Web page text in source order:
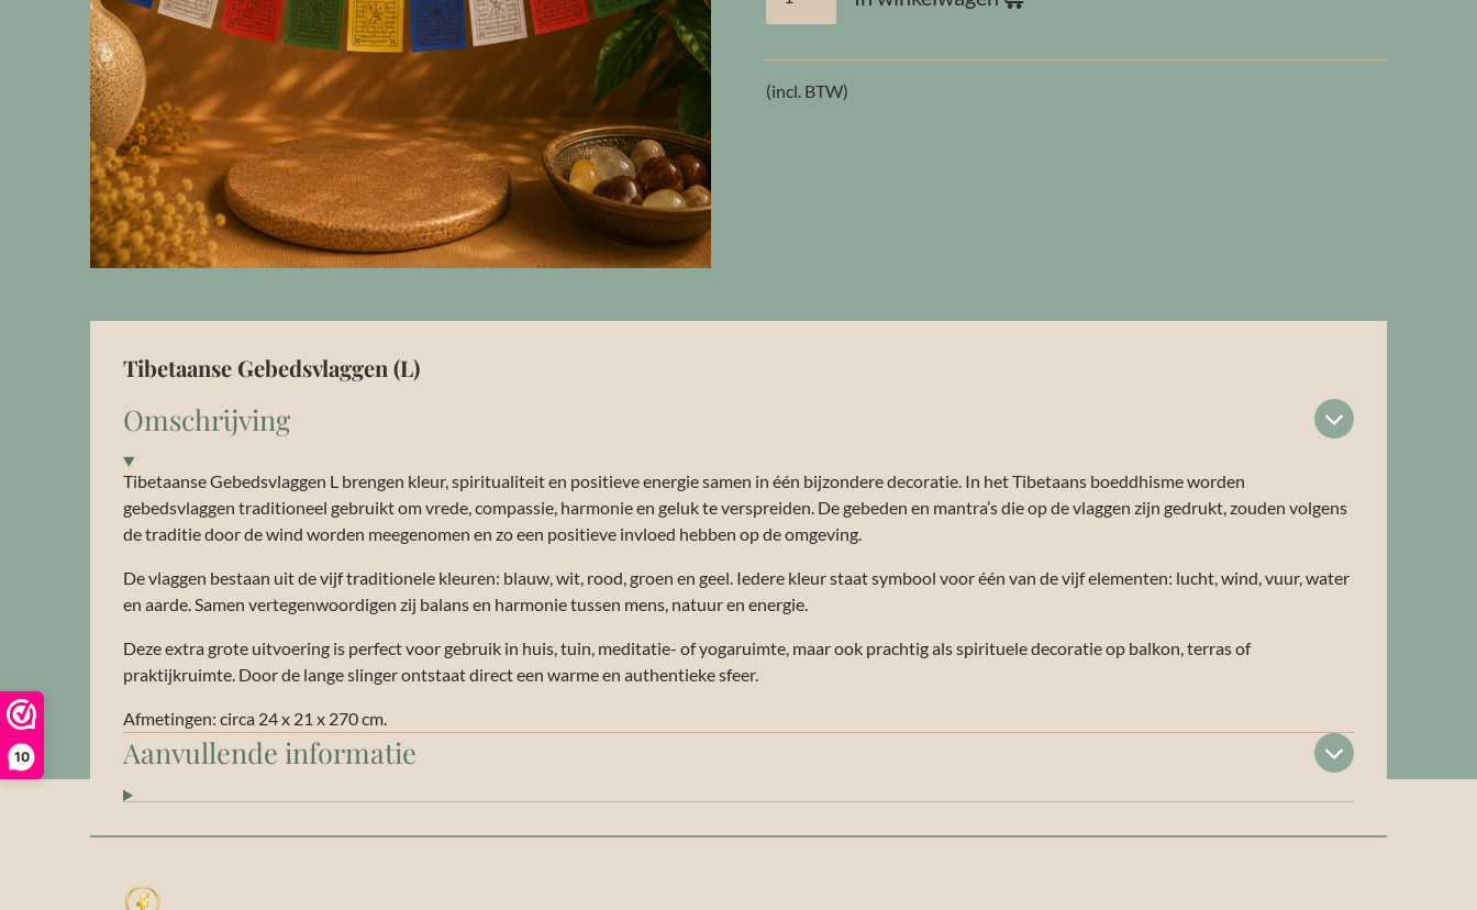
10
(incl. BTW)
Tibetaanse Gebedsvlaggen (L)
Omschrijving
Tibetaanse Gebedsvlaggen L brengen kleur, spiritualiteit en positieve energie samen in één bijzondere decoratie. In het Tibetaans boeddhisme worden
gebedsvlaggen traditioneel gebruikt om vrede, compassie, harmonie en geluk te verspreiden. De gebeden en mantra’s die op de vlaggen zijn gedrukt, zouden volgens
de traditie door de wind worden meegenomen en zo een positieve invloed hebben op de omgeving.
De vlaggen bestaan uit de vijf traditionele kleuren: blauw, wit, rood, groen en geel. Iedere kleur staat symbool voor één van de vijf elementen: lucht, wind, vuur, water
en aarde. Samen vertegenwoordigen zij balans en harmonie tussen mens, natuur en energie.
Deze extra grote uitvoering is perfect voor gebruik in huis, tuin, meditatie- of yogaruimte, maar ook prachtig als spirituele decoratie op balkon, terras of
praktijkruimte. Door de lange slinger ontstaat direct een warme en authentieke sfeer.
Afmetingen: circa 24 x 21 x 270 cm.
Aanvullende informatie